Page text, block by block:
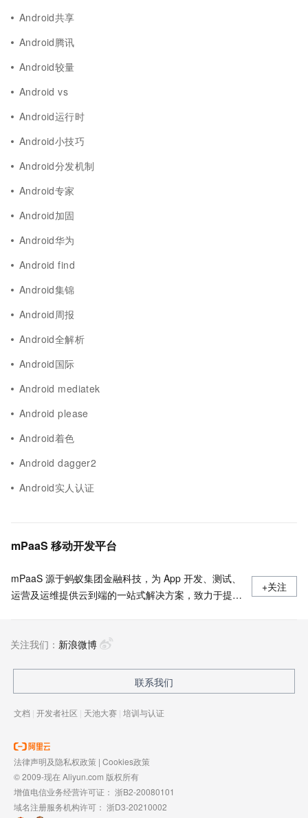
Android共享
Android腾讯
Android较量
Android vs
Android运行时
Android小技巧
Android分发机制
Android专家
Android加固
Android华为
Android find
Android集锦
Android周报
Android全解析
Android国际
Android mediatek
Android please
Android着色
Android dagger2
Android实人认证
mPaaS 移动开发平台
mPaaS 源于蚂蚁集团金融科技，为 App 开发、测试、
运营及运维提供云到端的一站式解决方案，致力于提供
https://www.aliyun.com/product/mobilepaas/mpaas
+关注
关注我们： 新浪微博
联系我们
文档 | 开发者社区 | 天池大赛 | 培训与认证
法律声明及隐私权政策 | Cookies政策
© 2009-现在 Aliyun.com 版权所有
增值电信业务经营许可证： 浙B2-20080101
域名注册服务机构许可： 浙D3-20210002